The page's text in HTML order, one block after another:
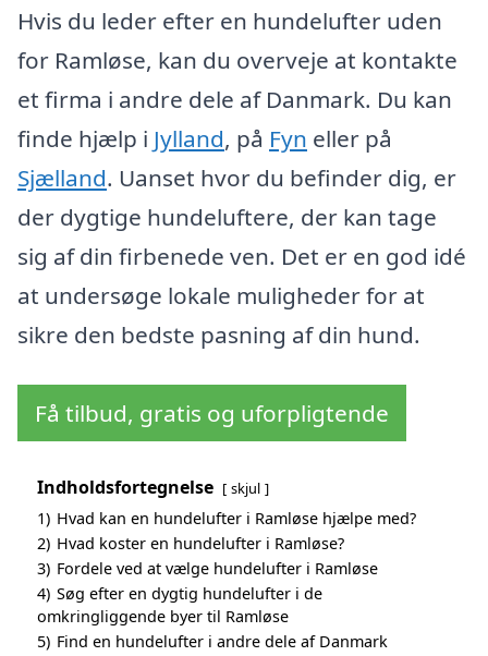
Hvis du leder efter en hundelufter uden
for Ramløse, kan du overveje at kontakte
et firma i andre dele af Danmark. Du kan
finde hjælp i Jylland, på Fyn eller på
Sjælland. Uanset hvor du befinder dig, er
der dygtige hundeluftere, der kan tage
sig af din firbenede ven. Det er en god idé
at undersøge lokale muligheder for at
sikre den bedste pasning af din hund.
Få tilbud, gratis og uforpligtende
Indholdsfortegnelse skjul
1) Hvad kan en hundelufter i Ramløse hjælpe med?
2) Hvad koster en hundelufter i Ramløse?
3) Fordele ved at vælge hundelufter i Ramløse
4) Søg efter en dygtig hundelufter i de
omkringliggende byer til Ramløse
5) Find en hundelufter i andre dele af Danmark